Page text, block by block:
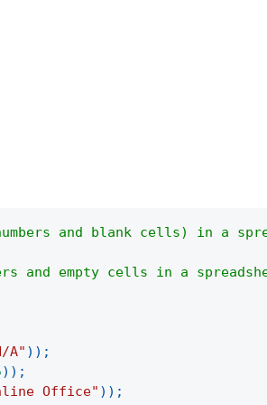
and blank cells) in a
and empty cells in a
A" ) ) ;
) ) ;
Office" ) ) ;